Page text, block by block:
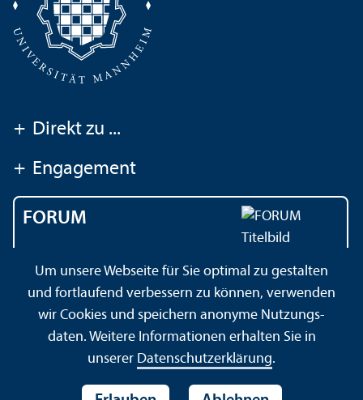
+ Direkt zu ...
+ Engagement
FORUM
Universität Mannheim
Impressum Datenschutz­erklärung Sitemap
Um unsere Webseite für Sie optimal zu gestalten
und fortlaufend verbessern zu können, verwenden
wir Cookies und speichern anonyme Nutzungs­
daten. Weitere Informationen erhalten Sie in
unserer Datenschutz­erklärung.